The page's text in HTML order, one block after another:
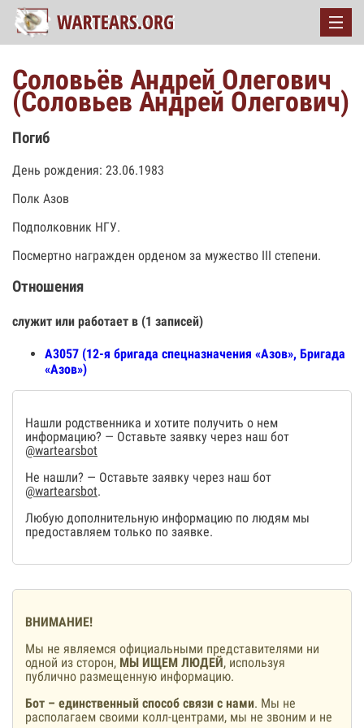
Соловьёв Андрей Олегович
(Соловьев Андрей Олегович)
Погиб
День рождения: 23.06.1983
Полк Азов
Подполковник НГУ.
Посмертно награжден орденом за мужество III степени.
Отношения
служит или работает в (1 записей)
А3057 (12-я бригада спецназначения «Азов», Бригада
«Азов»)
Нашли родственника и хотите получить о нем
информацию? — Оставьте заявку через наш бот
@wartearsbot
Не нашли? — Оставьте заявку через наш бот
@wartearsbot.
Любую дополнительную информацию по людям мы
предоставляем только по заявке.
ВНИМАНИЕ!
Мы не являемся официальными представителями ни
одной из сторон, МЫ ИЩЕМ ЛЮДЕЙ, используя
публично размещенную информацию.
Бот – единственный способ связи с нами. Мы не
располагаем своими колл-центрами, мы не звоним и не